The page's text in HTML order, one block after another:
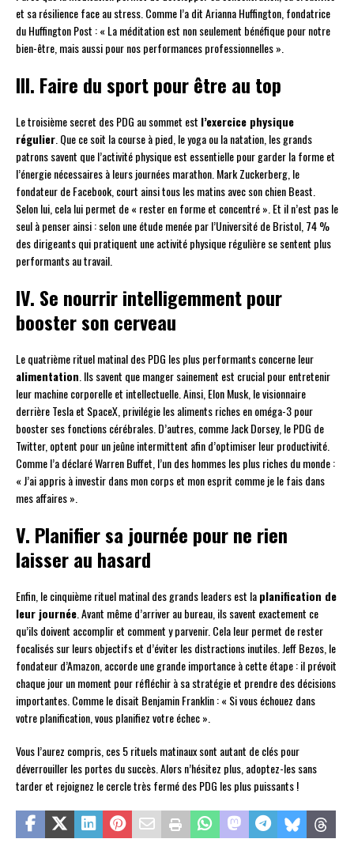
et sa résilience face au stress. Comme l’a dit Arianna Huffington, fondatrice
du Huffington Post : « La méditation est non seulement bénéfique pour notre
bien-être, mais aussi pour nos performances professionnelles ».
III. Faire du sport pour être au top
Le troisième secret des PDG au sommet est l’exercice physique
régulier. Que ce soit la course à pied, le yoga ou la natation, les grands
patrons savent que l’activité physique est essentielle pour garder la forme et
l’énergie nécessaires à leurs journées marathon. Mark Zuckerberg, le
fondateur de Facebook, court ainsi tous les matins avec son chien Beast.
Selon lui, cela lui permet de « rester en forme et concentré ». Et il n’est pas le
seul à penser ainsi : selon une étude menée par l’Université de Bristol, 74 %
des dirigeants qui pratiquent une activité physique régulière se sentent plus
performants au travail.
IV. Se nourrir intelligemment pour
booster son cerveau
Le quatrième rituel matinal des PDG les plus performants concerne leur
alimentation. Ils savent que manger sainement est crucial pour entretenir
leur machine corporelle et intellectuelle. Ainsi, Elon Musk, le visionnaire
derrière Tesla et SpaceX, privilégie les aliments riches en oméga-3 pour
booster ses fonctions cérébrales. D’autres, comme Jack Dorsey, le PDG de
Twitter, optent pour un jeûne intermittent afin d’optimiser leur productivité.
Comme l’a déclaré Warren Buffet, l’un des hommes les plus riches du monde :
« J’ai appris à investir dans mon corps et mon esprit comme je le fais dans
mes affaires ».
V. Planifier sa journée pour ne rien
laisser au hasard
Enfin, le cinquième rituel matinal des grands leaders est laplanification de
leur journée. Avant même d’arriver au bureau, ils savent exactement ce
qu’ils doivent accomplir et comment y parvenir. Cela leur permet de rester
focalisés sur leurs objectifs et d’éviter les distractions inutiles. Jeff Bezos, le
fondateur d’Amazon, accorde une grande importance à cette étape : il prévoit
chaque jour un moment pour réfléchir à sa stratégie et prendre des décisions
importantes. Comme le disait Benjamin Franklin : « Si vous échouez dans
votre planification, vous planifiez votre échec ».
Vous l’aurez compris, ces 5 rituels matinaux sont autant de clés pour
déverrouiller les portes du succès. Alors n’hésitez plus, adoptez-les sans
tarder et rejoignez le cercle très fermé des PDG les plus puissants !